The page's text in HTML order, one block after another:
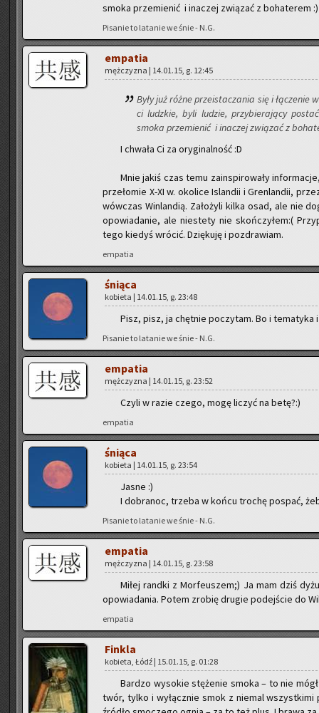
smoka prze­mie­nić i ina­czej zwią­zać z bo­ha­te­rem :)
Pi­sa­nie to la­ta­nie we śnie - N.G.
em­pa­tia
męż­czy­zna | 14.01.15, g. 12:45
Były już różne prze­ista­cza­nia się i
ci ludz­kie, byli lu­dzie, przy­bie­ra­ją­cy
smoka prze­mie­nić i ina­czej zwią­zać z
I chwa­ła Ci za ory­gi­nal­ność :D
Mnie jakiś czas temu za­in­spi­ro­wa­ły
prze­ło­mie X-XI w. oko­li­ce Is­lan­dii i Gren­lan­dii,
wów­czas Win­lan­dią. Za­ło­ży­li kilka osad, ale nie
opo­wia­da­nie, ale nie­ste­ty nie skoń­czy­łem:(
tego kie­dyś wró­cić. Dzię­ku­ję i po­zdra­wiam.
em­pa­tia
śnią­ca
ko­bie­ta | 14.01.15, g. 23:48
Pisz, pisz, ja chęt­nie po­czy­tam. Bo i te­ma­ty­ka
Pi­sa­nie to la­ta­nie we śnie - N.G.
em­pa­tia
męż­czy­zna | 14.01.15, g. 23:52
Czyli w razie czego, mogę li­czyć na betę?:)
em­pa­tia
śnią­ca
ko­bie­ta | 14.01.15, g. 23:54
Jasne :)
I do­bra­noc, trze­ba w końcu tro­chę po­spać,
Pi­sa­nie to la­ta­nie we śnie - N.G.
em­pa­tia
męż­czy­zna | 14.01.15, g. 23:58
Miłej rand­ki z Mor­fe­uszem;) Ja mam dziś
opo­wia­da­nia. Potem zro­bię dru­gie po­dej­ście do
em­pa­tia
Fin­kla
ko­bie­ta, Łódź | 15.01.15, g. 01:28
Bar­dzo wy­so­kie stę­że­nie smoka – to nie
twór, tylko i wy­łącz­nie smok z nie­mal